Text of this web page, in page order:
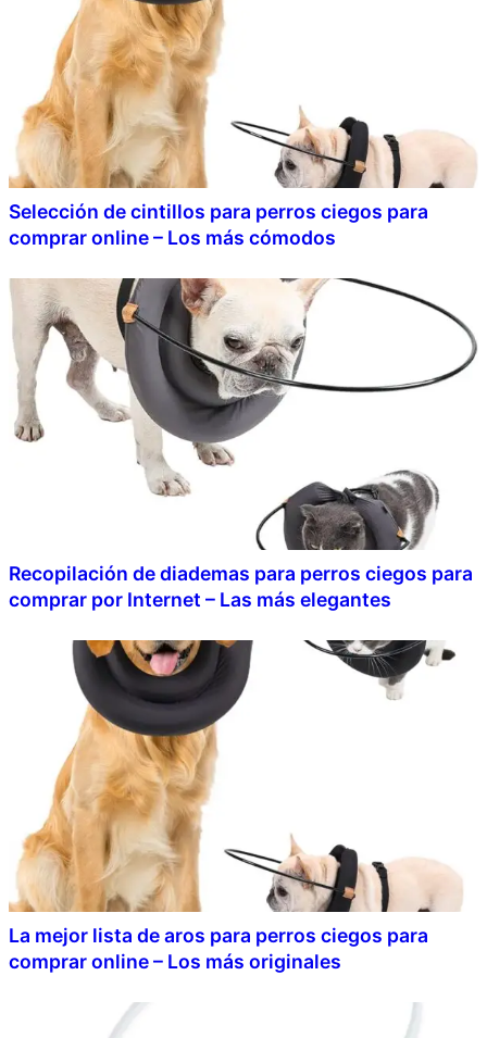
Selección de cintillos para perros ciegos para
comprar online – Los más cómodos
Recopilación de diademas para perros ciegos para
comprar por Internet – Las más elegantes
La mejor lista de aros para perros ciegos para
comprar online – Los más originales